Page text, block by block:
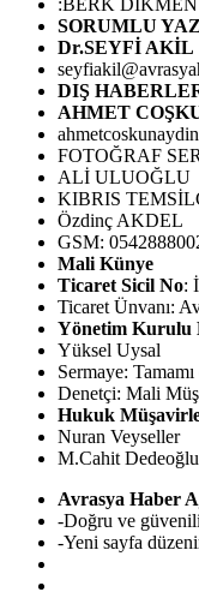
SORUMLU
Dr.SEYFİ AKİL
DIŞ
AHMET
FOTOĞRAF
ALİ ULUOĞLU
KIBRIS
Özdinç AKDEL
GSM:
Mali Künye
Ticaret Sicil No:
Ticaret Ünvanı:
Yönetim Kurulu
Yüksel Uysal
Sermaye:
Denetçi: Mali
Hukuk
Nuran Veyseller
M.Cahit Dedeoğlu
Avrasya Haber
-Doğru ve
-Yeni sayfa